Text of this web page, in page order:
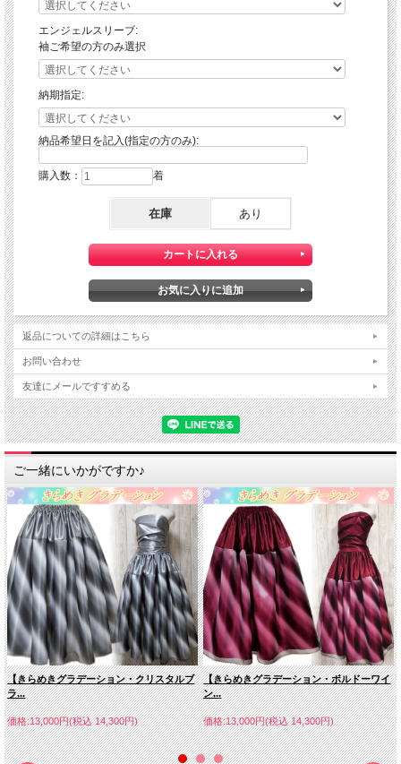
エンジェルスリーブ:
袖ご希望の方のみ選択
納期指定:
納品希望日を記入(指定の方のみ):
購入数： 着
在庫 あり
返品についての詳細はこちら
お問い合わせ
友達にメールですすめる
ご一緒にいかがですか♪
【きらめきグラデーション・クリスタルブ
ラ...
価格:13,000円(税込 14,300円)
【きらめきグラデーション・ボルドーワイ
ン...
価格:13,000円(税込 14,300円)